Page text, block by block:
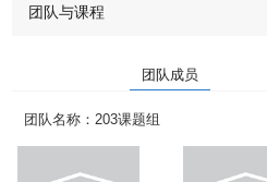
团队与课程
团队成员
团队名称：203课题组